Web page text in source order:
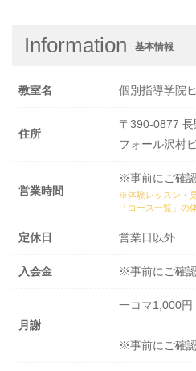
Information 基本情報
教室名 個別指導学院
住所
〒390-0877
フォール沢村
営業時間
※事前にご確
※体験レッスン・
「コース一覧」の
定休日 営業日以外
入会金 ※事前にご確認
月謝
一コマ1,000円
※事前にご確認